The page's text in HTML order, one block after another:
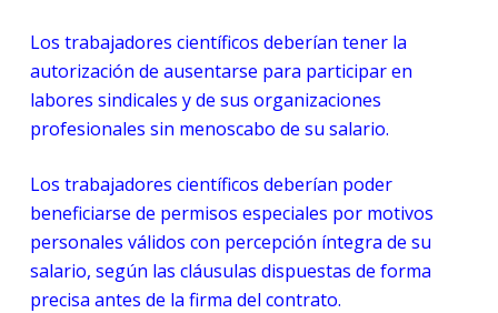
Los trabajadores científicos deberían tener la
autorización de ausentarse para participar en
labores sindicales y de sus organizaciones
profesionales sin menoscabo de su salario.
Los trabajadores científicos deberían poder
beneficiarse de permisos especiales por motivos
personales válidos con percepción íntegra de su
salario, según las cláusulas dispuestas de forma
precisa antes de la firma del contrato.